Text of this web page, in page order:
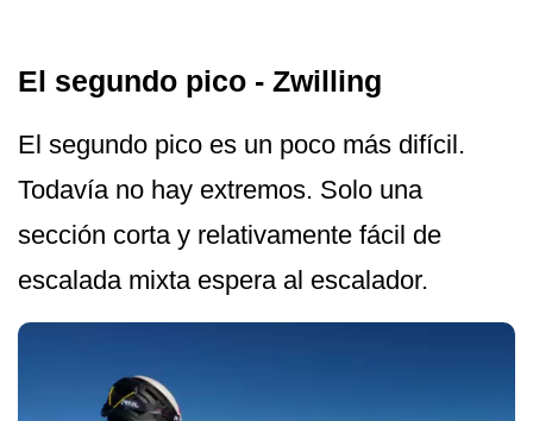
El segundo pico - Zwilling
El segundo pico es un poco más difícil.
Todavía no hay extremos. Solo una
sección corta y relativamente fácil de
escalada mixta espera al escalador.